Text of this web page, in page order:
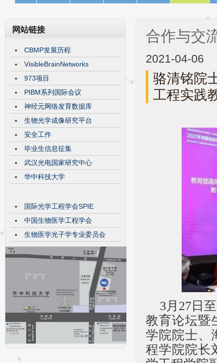
网站链接
CBMP发展历程
VisibleBrainNetworks
973项目
PIBM系列国际会议
神经元网络发育数据库
生物光学成像研究平台
安全工作
毕业生信息征集
武汉光电国家研究中心
华中科技大学
国际光学工程学会SPIE
中国生物医学工程学会
生物医学光子学专业委员会
合作与交
2021-04-06
骆清铭院
工程实践
3月27日
教育论坛暨
学院院士、
程学院院长